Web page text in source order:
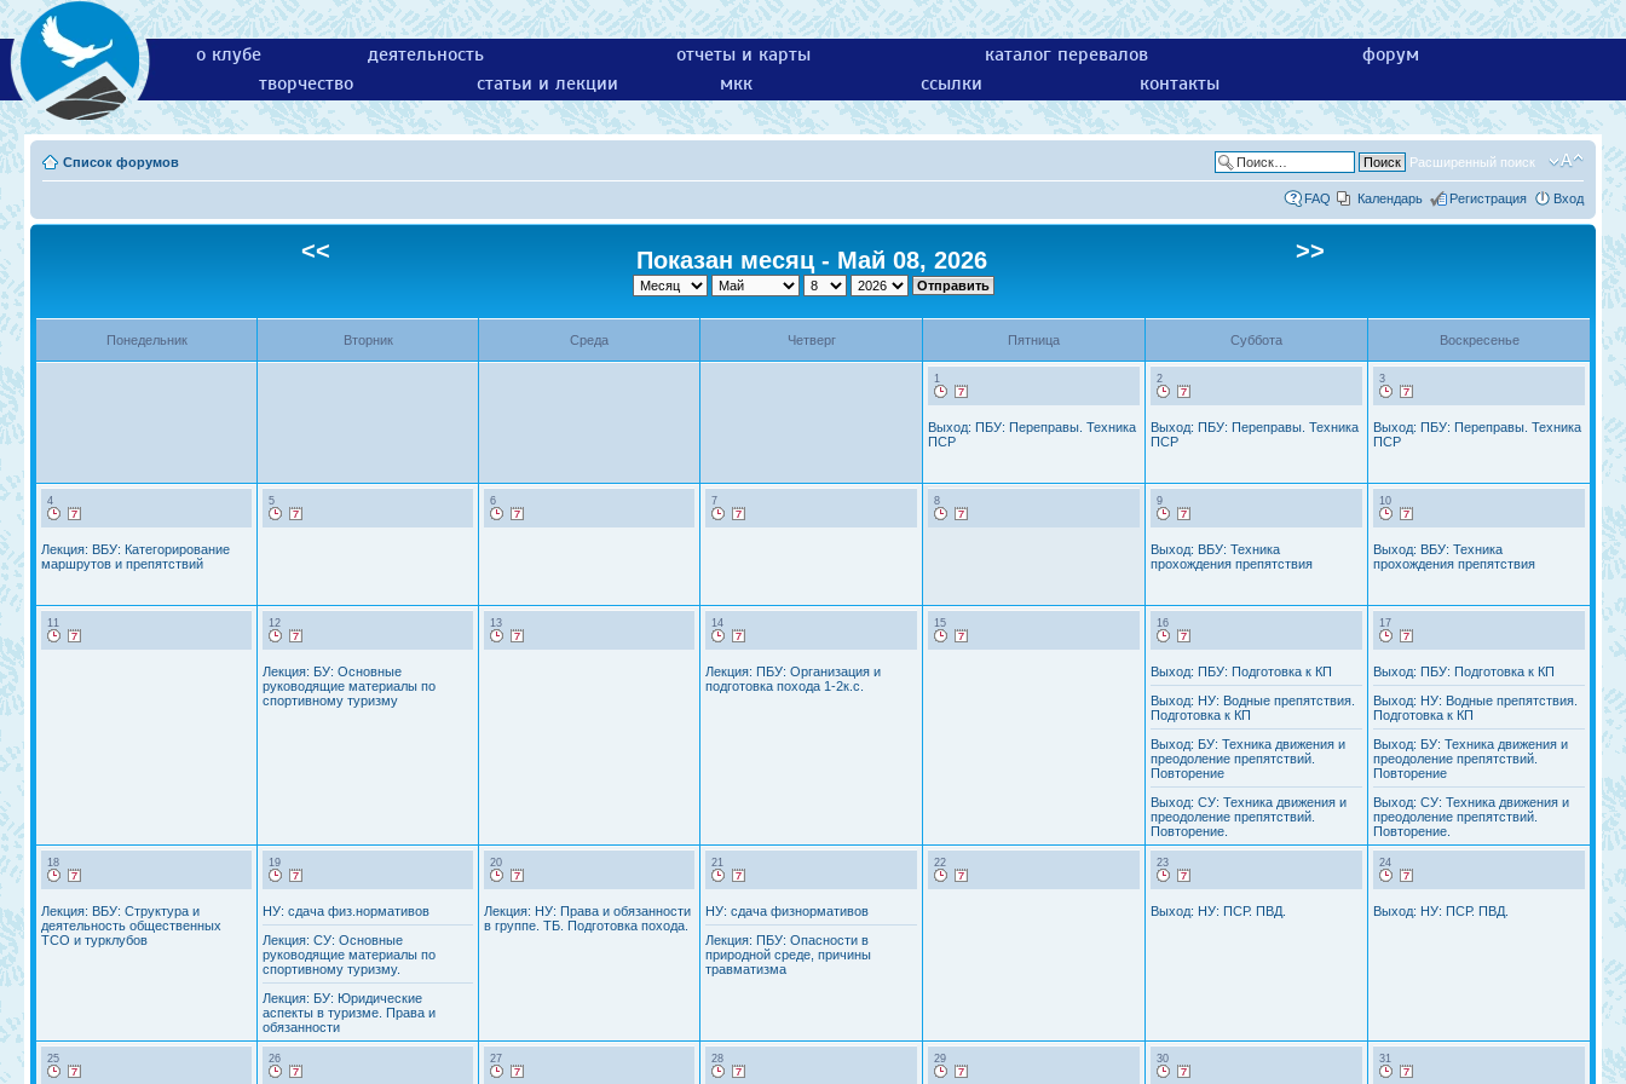
о клубе деятельность отчеты и карты каталог перевалов
форум
творчество
статьи и лекции мкк ссылки контакты
Список форумов Расширенный поиск
FAQ Календарь Регистрация Вход
<< Показан месяц - Май 08, 2026 >>
Понедельник Вторник Среда Четверг Пятница Суббота Воскресенье
1
Выход: ПБУ: Переправы. Техника
ПСР
2
Выход: ПБУ: Переправы. Техника
ПСР
3
Выход: ПБУ: Переправы. Техника
ПСР
4
Лекция: ВБУ: Категорирование
маршрутов и препятствий
5 6 7 8 9
Выход: ВБУ: Техника
прохождения препятствия
10
Выход: ВБУ: Техника
прохождения препятствия
11 12
Лекция: БУ: Основные
руководящие материалы по
спортивному туризму
13 14
Лекция: ПБУ: Организация и
подготовка похода 1-2к.с.
15 16
Выход: ПБУ: Подготовка к КП
Выход: НУ: Водные препятствия.
Подготовка к КП
Выход: БУ: Техника движения и
преодоление препятствий.
Повторение
Выход: СУ: Техника движения и
преодоление препятствий.
Повторение.
17
Выход: ПБУ: Подготовка к КП
Выход: НУ: Водные препятствия.
Подготовка к КП
Выход: БУ: Техника движения и
преодоление препятствий.
Повторение
Выход: СУ: Техника движения и
преодоление препятствий.
Повторение.
18
Лекция: ВБУ: Структура и
деятельность общественных
ТСО и турклубов
19
НУ: сдача физ.нормативов
Лекция: СУ: Основные
руководящие материалы по
спортивному туризму.
Лекция: БУ: Юридические
аспекты в туризме. Права и
обязанности
20
Лекция: НУ: Права и обязанности
в группе. ТБ. Подготовка похода.
21
НУ: сдача физнормативов
Лекция: ПБУ: Опасности в
природной среде, причины
травматизма
22 23
Выход: НУ: ПСР. ПВД.
24
Выход: НУ: ПСР. ПВД.
25 26 27 28 29 30 31